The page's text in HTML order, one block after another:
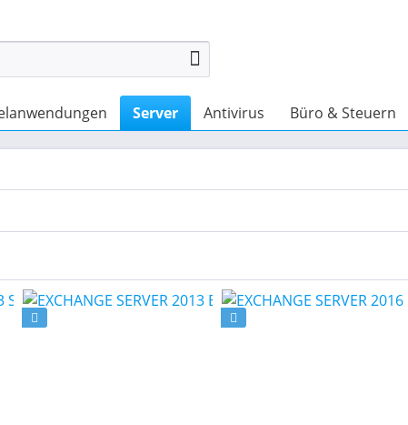
Server Antivirus Büro & Steuern